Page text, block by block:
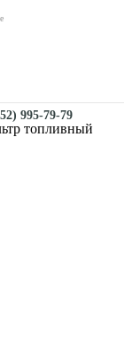
995-79-79
топливный